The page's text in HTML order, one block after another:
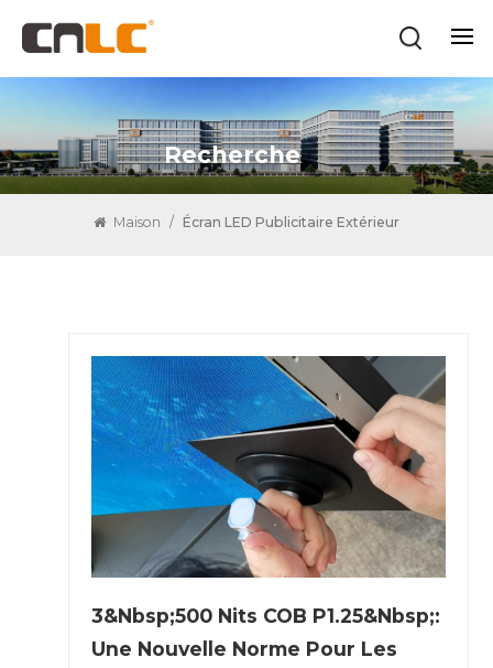
Recherche
Maison / Écran LED Publicitaire Extérieur
3&nbsp;500 Nits COB P1.25&nbsp;:
Une Nouvelle Norme Pour Les